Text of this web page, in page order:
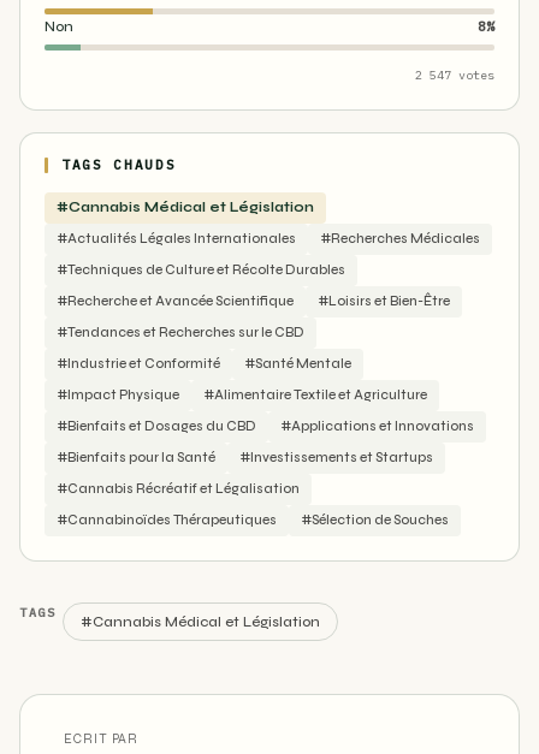
Non 8%
2 547 votes
TAGS CHAUDS
#Cannabis Médical et Législation
#Actualités Légales Internationales
#Recherches Médicales
#Techniques de Culture et Récolte Durables
#Recherche et Avancée Scientifique
#Loisirs et Bien-Être
#Tendances et Recherches sur le CBD
#Industrie et Conformité
#Santé Mentale
#Impact Physique
#Alimentaire Textile et Agriculture
#Bienfaits et Dosages du CBD
#Applications et Innovations
#Bienfaits pour la Santé
#Investissements et Startups
#Cannabis Récréatif et Légalisation
#Cannabinoïdes Thérapeutiques
#Sélection de Souches
TAGS
#Cannabis Médical et Législation
ECRIT PAR